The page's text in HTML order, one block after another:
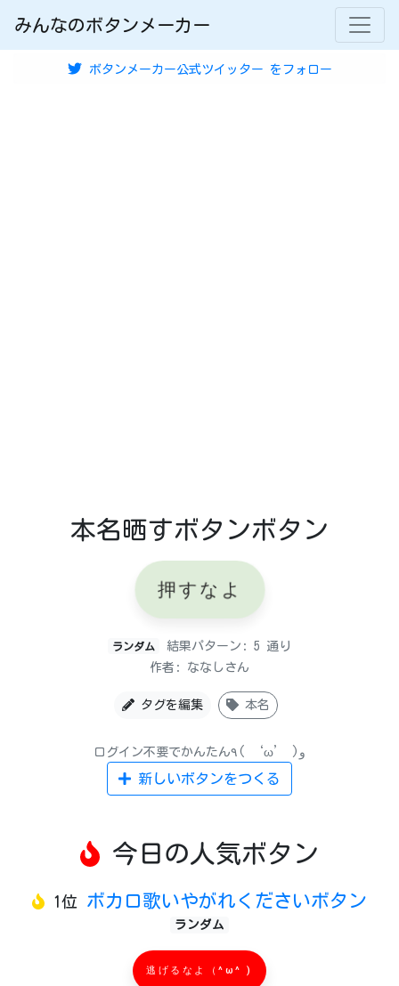
みんなのボタンメーカー
ボタンメーカー公式ツイッター をフォロー
本名晒すボタンボタン
押すなよ
ランダム
結果パターン: 5 通り
作者: ななしさん
タグを編集 本名
ログイン不要でかんたん٩( ‘ω’ )و
新しいボタンをつくる
今日の人気ボタン
1位 ボカロ歌いやがれくださいボタン
ランダム
逃げるなよ（^ω^ )